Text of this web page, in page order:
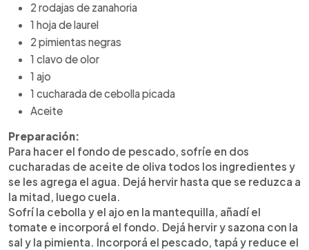
2 rodajas de zanahoria
1 hoja de laurel
2 pimientas negras
1 clavo de olor
1 ajo
1 cucharada de cebolla picada
Aceite
Preparación:
Para hacer el fondo de pescado, sofríe en dos
cucharadas de aceite de oliva todos los ingredientes y
se les agrega el agua. Dejá hervir hasta que se reduzca a
la mitad, luego cuela.
Sofrí la cebolla y el ajo en la mantequilla, añadí el
tomate e incorporá el fondo. Dejá hervir y sazona con la
sal y la pimienta. Incorporá el pescado, tapá y reduce el